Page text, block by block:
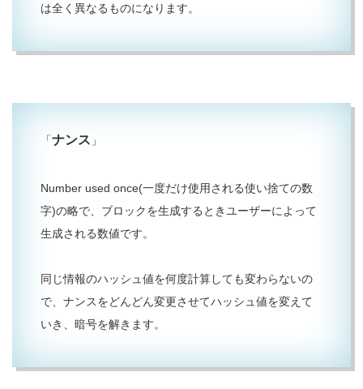
は全く異なるものになります。
「ナンス 」
Number used once(一度だけ使用される使い捨ての数
字)の略で、ブロックを生成するときユーザーによって
生成される数値です。
同じ情報のハッシュ値を何度計算しても変わらないの
で、ナンスをどんどん変更させてハッシュ値を変えて
いき、暗号を解きます。